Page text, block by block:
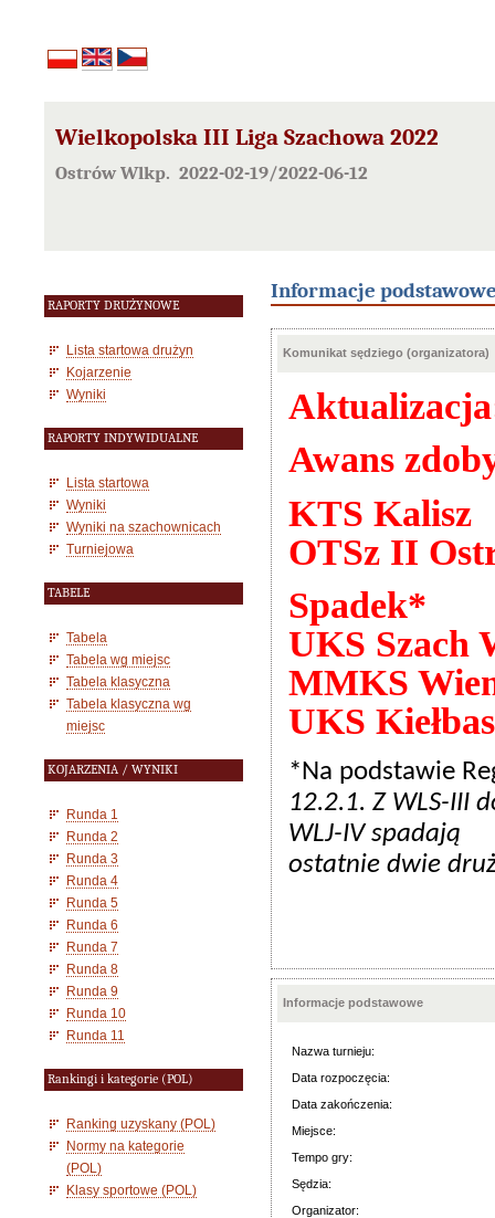
Wielkopolska III Liga Szachowa 2022
Ostrów Wlkp. 2022-02-19/2022-06-12
RAPORTY DRUŻYNOWE
Lista startowa drużyn
Kojarzenie
Wyniki
RAPORTY INDYWIDUALNE
Lista startowa
Wyniki
Wyniki na szachownicach
Turniejowa
TABELE
Tabela
Tabela wg miejsc
Tabela klasyczna
Tabela klasyczna wg
miejsc
KOJARZENIA / WYNIKI
Runda 1
Runda 2
Runda 3
Runda 4
Runda 5
Runda 6
Runda 7
Runda 8
Runda 9
Runda 10
Runda 11
Rankingi i kategorie (POL)
Ranking uzyskany (POL)
Normy na kategorie
(POL)
Klasy sportowe (POL)
Informacje
Komunikat sędziego (organizatora)
Awans
KTS Kalisz
OTSz II
Spadek*
UKS Szach
MMKS
UKS
*Na podstawie
12.2.1. Z WLS-III
WLJ-IV spadają
ostatnie dwie
Informacje podstawowe
Nazwa turnieju:
Data rozpoczęcia:
Data zakończenia:
Miejsce:
Tempo gry:
Sędzia:
Organizator: